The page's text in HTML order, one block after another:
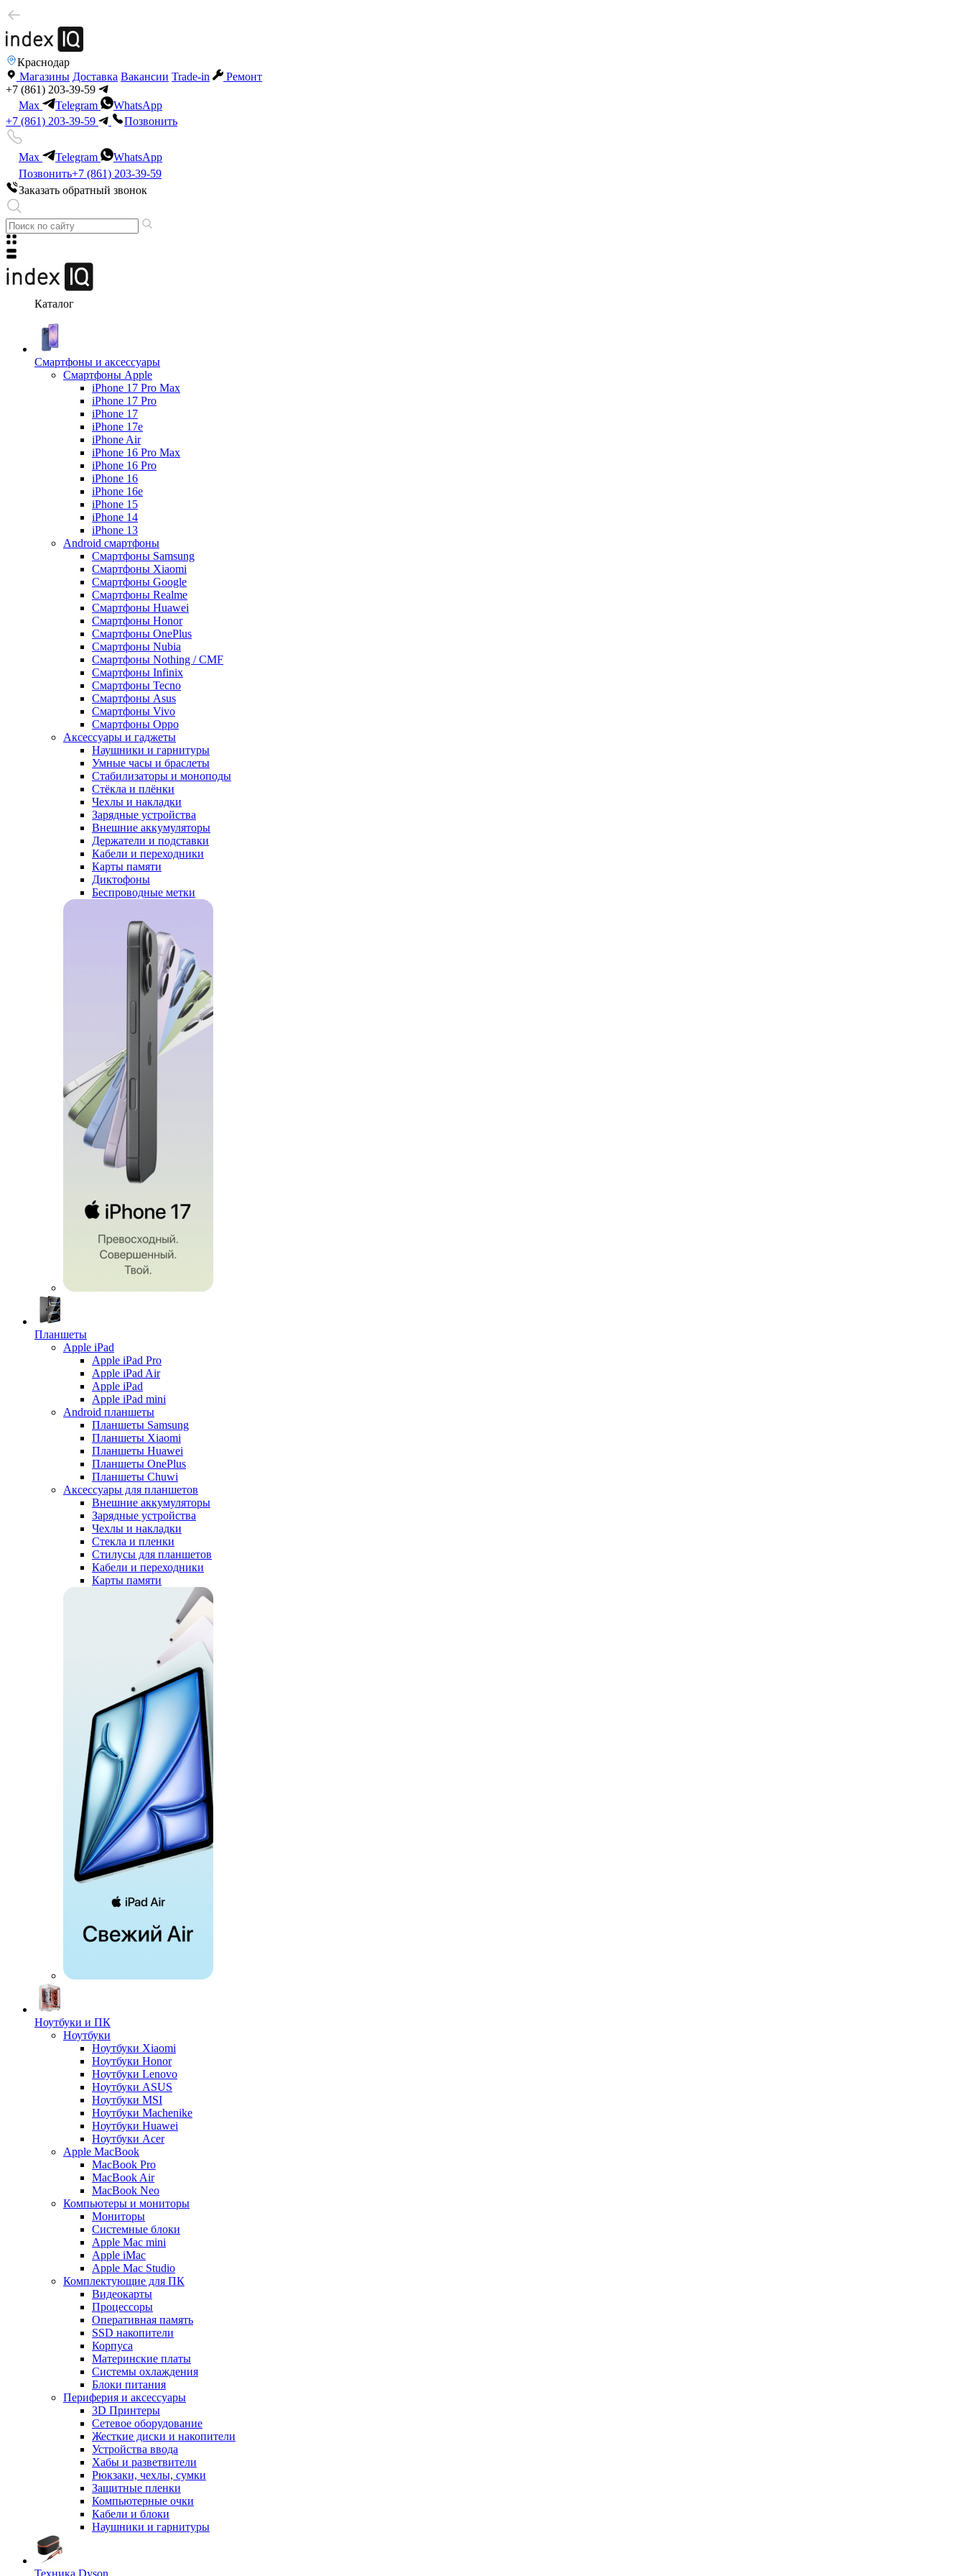
Краснодар
Магазины Доставка Вакансии Trade-in
Ремонт
+7 (861) 203-39-59
Max
Telegram
WhatsApp
+7 (861) 203-39-59
Позвонить
Max Telegram
WhatsApp
Позвонить+7 (861) 203-39-59
Заказать обратный звонок
Каталог
Смартфоны и аксессуары
Смартфоны Apple
iPhone 17 Pro Max
iPhone 17 Pro
iPhone 17
iPhone 17e
iPhone Air
iPhone 16 Pro Max
iPhone 16 Pro
iPhone 16
iPhone 16e
iPhone 15
iPhone 14
iPhone 13
Android cмартфоны
Смартфоны Samsung
Смартфоны Xiaomi
Смартфоны Google
Смартфоны Realme
Смартфоны Huawei
Смартфоны Honor
Смартфоны OnePlus
Смартфоны Nubia
Смартфоны Nothing / CMF
Смартфоны Infinix
Смартфоны Tecno
Смартфоны Asus
Смартфоны Vivo
Смартфоны Oppo
Аксессуары и гаджеты
Наушники и гарнитуры
Умные часы и браслеты
Стабилизаторы и моноподы
Стёкла и плёнки
Чехлы и накладки
Зарядные устройства
Внешние аккумуляторы
Держатели и подставки
Кабели и переходники
Карты памяти
Диктофоны
Беспроводные метки
Планшеты
Apple iPad
Apple iPad Pro
Apple iPad Air
Apple iPad
Apple iPad mini
Android планшеты
Планшеты Samsung
Планшеты Xiaomi
Планшеты Huawei
Планшеты OnePlus
Планшеты Chuwi
Аксессуары для планшетов
Внешние аккумуляторы
Зарядные устройства
Чехлы и накладки
Стекла и пленки
Стилусы для планшетов
Кабели и переходники
Карты памяти
Ноутбуки и ПК
Ноутбуки
Ноутбуки Xiaomi
Ноутбуки Honor
Ноутбуки Lenovo
Ноутбуки ASUS
Ноутбуки MSI
Ноутбуки Machenike
Ноутбуки Huawei
Ноутбуки Acer
Apple MacBook
MacBook Pro
MacBook Air
MacBook Neo
Компьютеры и мониторы
Мониторы
Системные блоки
Apple Mac mini
Apple iMac
Apple Mac Studio
Комплектующие для ПК
Видеокарты
Процессоры
Оперативная память
SSD накопители
Корпуса
Материнские платы
Системы охлаждения
Блоки питания
Периферия и аксессуары
3D Принтеры
Сетевое оборудование
Жесткие диски и накопители
Устройства ввода
Хабы и разветвители
Рюкзаки, чехлы, сумки
Защитные пленки
Компьютерные очки
Кабели и блоки
Наушники и гарнитуры
Техника Dyson